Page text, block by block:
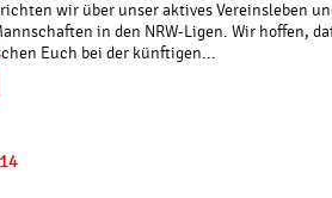
wir über unser aktives Vereinsleben
in den NRW-Ligen. Wir hoffen,
Euch bei der künftigen...